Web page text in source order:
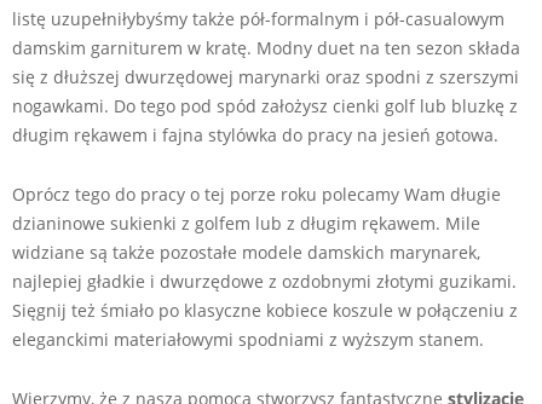
listę uzupełniłybyśmy także pół-formalnym i pół-casualowym
damskim garniturem w kratę. Modny duet na ten sezon składa
się z dłuższej dwurzędowej marynarki oraz spodni z szerszymi
nogawkami. Do tego pod spód założysz cienki golf lub bluzkę z
długim rękawem i fajna stylówka do pracy na jesień gotowa.
Oprócz tego do pracy o tej porze roku polecamy Wam długie
dzianinowe sukienki z golfem lub z długim rękawem. Mile
widziane są także pozostałe modele damskich marynarek,
najlepiej gładkie i dwurzędowe z ozdobnymi złotymi guzikami.
Sięgnij też śmiało po klasyczne kobiece koszule w połączeniu z
eleganckimi materiałowymi spodniami z wyższym stanem.
Wierzymy, że z naszą pomocą stworzysz fantastyczne stylizacje